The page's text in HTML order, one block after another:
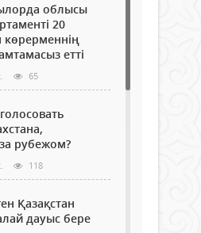
облысы
20
етті
65
рубежом?
118
Қазақстан
дауыс бере